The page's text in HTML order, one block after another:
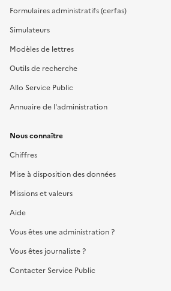
Formulaires administratifs (cerfas)
Simulateurs
Modèles de lettres
Outils de recherche
Allo Service Public
Annuaire de l'administration
Nous connaître
Chiffres
Mise à disposition des données
Missions et valeurs
Aide
Vous êtes une administration ?
Vous êtes journaliste ?
Contacter Service Public